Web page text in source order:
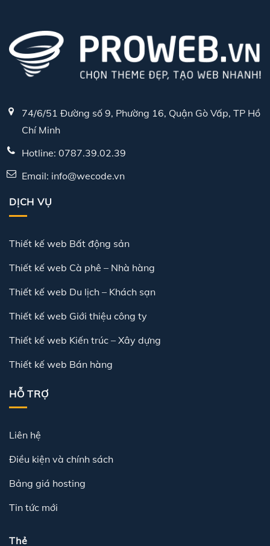
74/6/51 Đường số 9, Phường 16, Quận Gò Vấp, TP Hồ
Chí Minh
Hotline: 0787.39.02.39
Email: info@wecode.vn
DỊCH VỤ
Thiết kế web Bất động sản
Thiết kế web Cà phê – Nhà hàng
Thiết kế web Du lịch – Khách sạn
Thiết kế web Giới thiệu công ty
Thiết kế web Kiến trúc – Xây dựng
Thiết kế web Bán hàng
HỖ TRỢ
Liên hệ
Điều kiện và chính sách
Bảng giá hosting
Tin tức mới
Thẻ